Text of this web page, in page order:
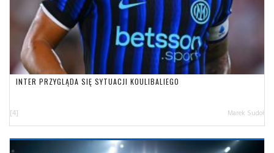
INTER PRZYGLĄDA SIĘ SYTUACJI KOULIBALIEGO
[4] Marek Sudoł